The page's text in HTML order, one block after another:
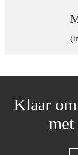
Klaar om
met